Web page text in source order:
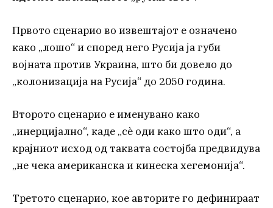
Првото сценарио во извештајот е означено
како „лошо“ и според него Русија ја губи
војната против Украина, што би довело до
„колонизација на Русија“ до 2050 година.
Второто сценарио е именувано како
„инерцијално“, каде „сè оди како што оди“, а
крајниот исход од таквата состојба предвидува
„не чека американска и кинеска хегемонија“.
Третото сценарио, кое авторите го дефинираат